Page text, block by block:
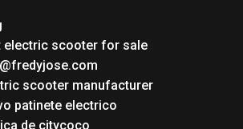
electric scooter for sale
scooter manufacturer
patinete electrico
de citycoco